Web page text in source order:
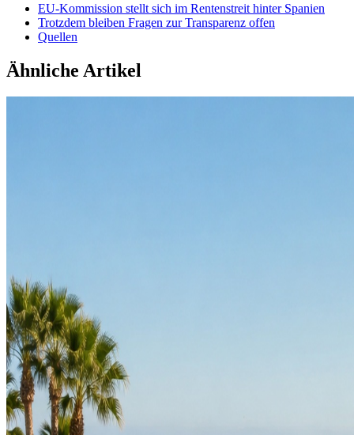
EU-Kommission stellt sich im Rentenstreit hinter Spanien
Trotzdem bleiben Fragen zur Transparenz offen
Quellen
Ähnliche Artikel